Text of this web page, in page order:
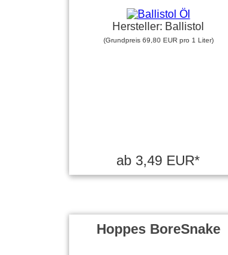
Hersteller: Ballistol
(Grundpreis 69,80 EUR pro 1 Liter)
ab 3,49 EUR*
Hoppes BoreSnake